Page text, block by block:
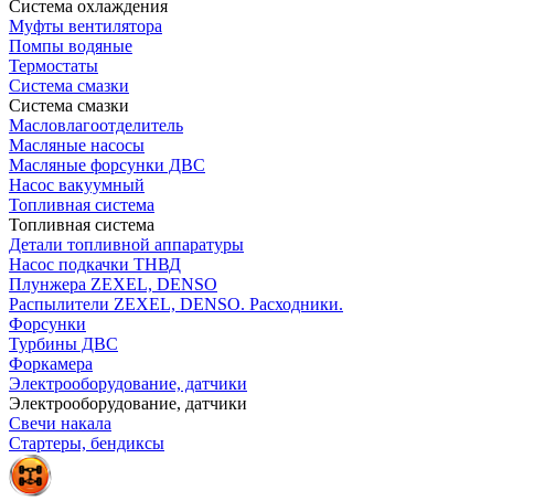
Система охлаждения
Муфты вентилятора
Помпы водяные
Термостаты
Система смазки
Система смазки
Масловлагоотделитель
Масляные насосы
Масляные форсунки ДВС
Насос вакуумный
Топливная система
Топливная система
Детали топливной аппаратуры
Насос подкачки ТНВД
Плунжера ZEXEL, DENSO
Распылители ZEXEL, DENSO. Расходники.
Форсунки
Турбины ДВС
Форкамера
Электрооборудование, датчики
Электрооборудование, датчики
Свечи накала
Стартеры, бендиксы